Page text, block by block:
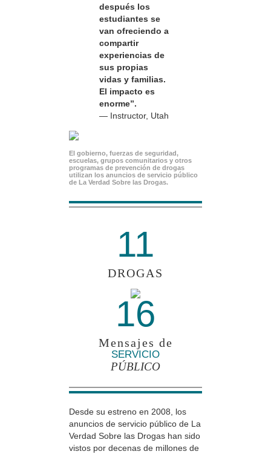
después los
estudiantes se
van ofreciendo a
compartir
experiencias de
sus propias
vidas y familias.
El impacto es
enorme”.
— Instructor, Utah
El gobierno, fuerzas de seguridad,
escuelas, grupos comunitarios y otros
programas de prevención de drogas
utilizan los anuncios de servicio público
de La Verdad Sobre las Drogas.
11
DROGAS
16
Mensajes de
SERVICIO
PÚBLICO
Desde su estreno en 2008, los
anuncios de servicio público de La
Verdad Sobre las Drogas han sido
vistos por decenas de millones de